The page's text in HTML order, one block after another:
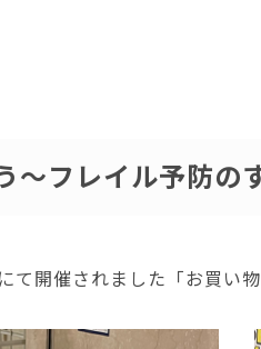
〜フレイル予防の
開催されました「お買い